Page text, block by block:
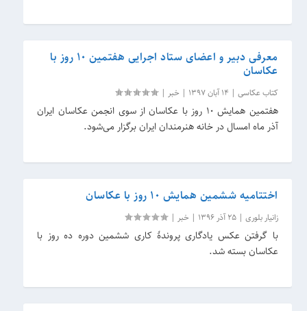
معرفی دبیر و اعضای ستاد اجرایی هفتمین ۱۰ روز با
عکاسان
کتاب عکاسی | 14 آبان 1397 | خبر |
هفتمین همایش ۱۰ روز با عکاسان از سوی انجمن عکاسان ایران
آذر ماه امسال در خانه هنرمندان ایران برگزار می‌شود.
اختتامیه ششمین همایش ۱۰ روز با عکاسان
زانیار بلوری |25 آذر 1396 | خبر |
با گرفتن عکس یادگاری پروندۀ کاری ششمین دوره ده روز با
عکاسان بسته شد.